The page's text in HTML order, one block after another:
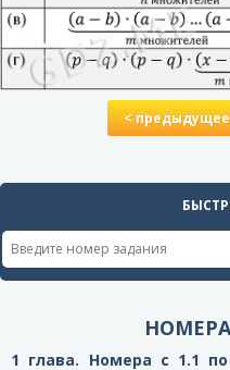
< предыдущее
1 глава. Номера с 1.1